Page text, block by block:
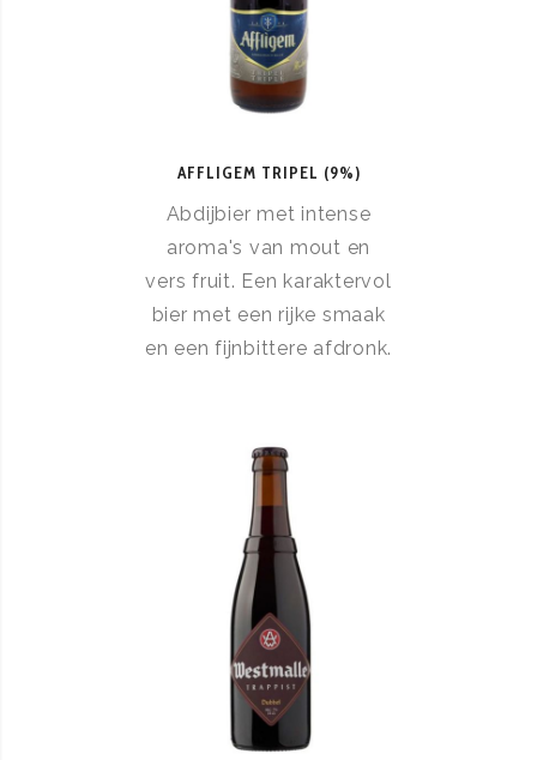
AFFLIGEM TRIPEL (9%)
Abdijbier met intense
aroma's van mout en
vers fruit. Een karaktervol
bier met een rijke smaak
en een fijnbittere afdronk.